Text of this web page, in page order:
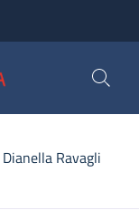
Dianella Ravagli